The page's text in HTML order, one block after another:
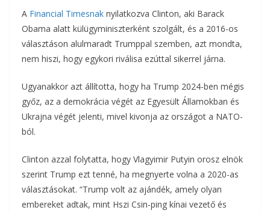
o
k
r
m
e
A Financial Timesnak nyilatkozva Clinton, aki Barack
Obama alatt külügyminiszterként szolgált, és a 2016-os
választáson alulmaradt Trumppal szemben, azt mondta,
nem hiszi, hogy egykori riválisa ezúttal sikerrel járna.
Ugyanakkor azt állította, hogy ha Trump 2024-ben mégis
győz, az a demokrácia végét az Egyesült Államokban és
Ukrajna végét jelenti, mivel kivonja az országot a NATO-
ból.
Clinton azzal folytatta, hogy Vlagyimir Putyin orosz elnök
szerint Trump ezt tenné, ha megnyerte volna a 2020-as
választásokat. “Trump volt az ajándék, amely olyan
embereket adtak, mint Hszi Csin-ping kínai vezető és